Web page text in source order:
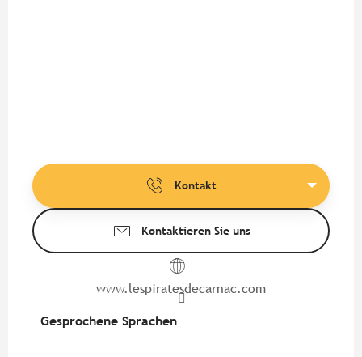
Kontakt
Kontaktieren Sie uns
www.lespiratesdecarnac.com
Gesprochene Sprachen
Gesprochene Sprachen